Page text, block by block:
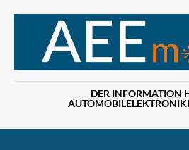
DER INFORMATION